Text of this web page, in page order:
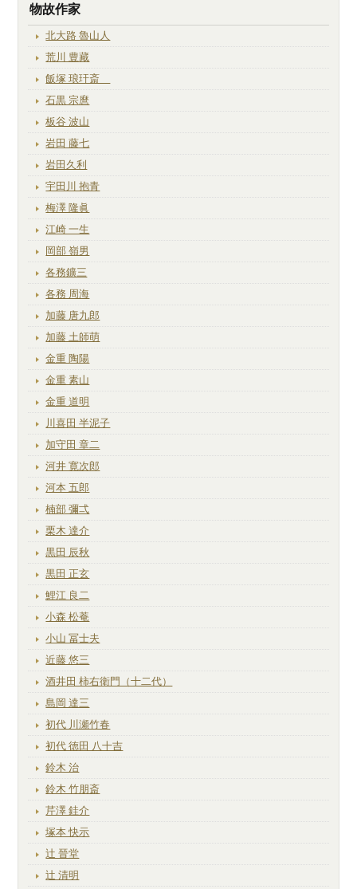
物故作家
北大路 魯山人
荒川 豊藏
飯塚 琅玕斎
石黒 宗麿
板谷 波山
岩田 藤七
岩田久利
宇田川 抱青
梅澤 隆眞
江崎 一生
岡部 嶺男
各務鑛三
各務 周海
加藤 唐九郎
加藤 土師萌
金重 陶陽
金重 素山
金重 道明
川喜田 半泥子
加守田 章二
河井 寛次郎
河本 五郎
楠部 彌弌
栗木 達介
黒田 辰秋
黒田 正玄
鯉江 良二
小森 松菴
小山 冨士夫
近藤 悠三
酒井田 柿右衛門（十二代）
島岡 達三
初代 川瀬竹春
初代 徳田 八十吉
鈴木 治
鈴木 竹朋斎
芹澤 銈介
塚本 快示
辻 晉堂
辻 清明